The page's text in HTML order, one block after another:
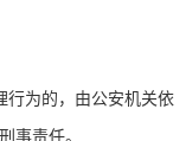
为的，由公安机关依
事责任。